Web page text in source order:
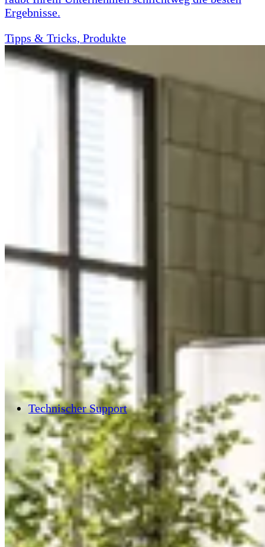
Technischer Support
Ergebnisse.
Tipps & Tricks, Produkte